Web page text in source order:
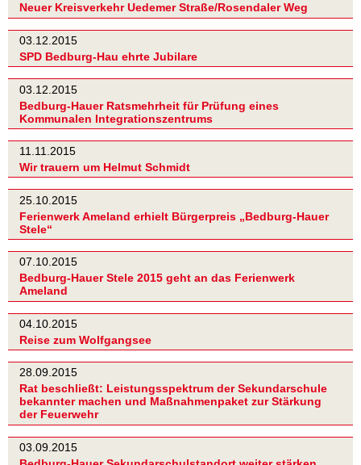
Neuer Kreisverkehr Uedemer Straße/Rosendaler Weg
03.12.2015
SPD Bedburg-Hau ehrte Jubilare
03.12.2015
Bedburg-Hauer Ratsmehrheit für Prüfung eines
Kommunalen Integrationszentrums
11.11.2015
Wir trauern um Helmut Schmidt
25.10.2015
Ferienwerk Ameland erhielt Bürgerpreis „Bedburg-Hauer
Stele“
07.10.2015
Bedburg-Hauer Stele 2015 geht an das Ferienwerk
Ameland
04.10.2015
Reise zum Wolfgangsee
28.09.2015
Rat beschließt: Leistungsspektrum der Sekundarschule
bekannter machen und Maßnahmenpaket zur Stärkung
der Feuerwehr
03.09.2015